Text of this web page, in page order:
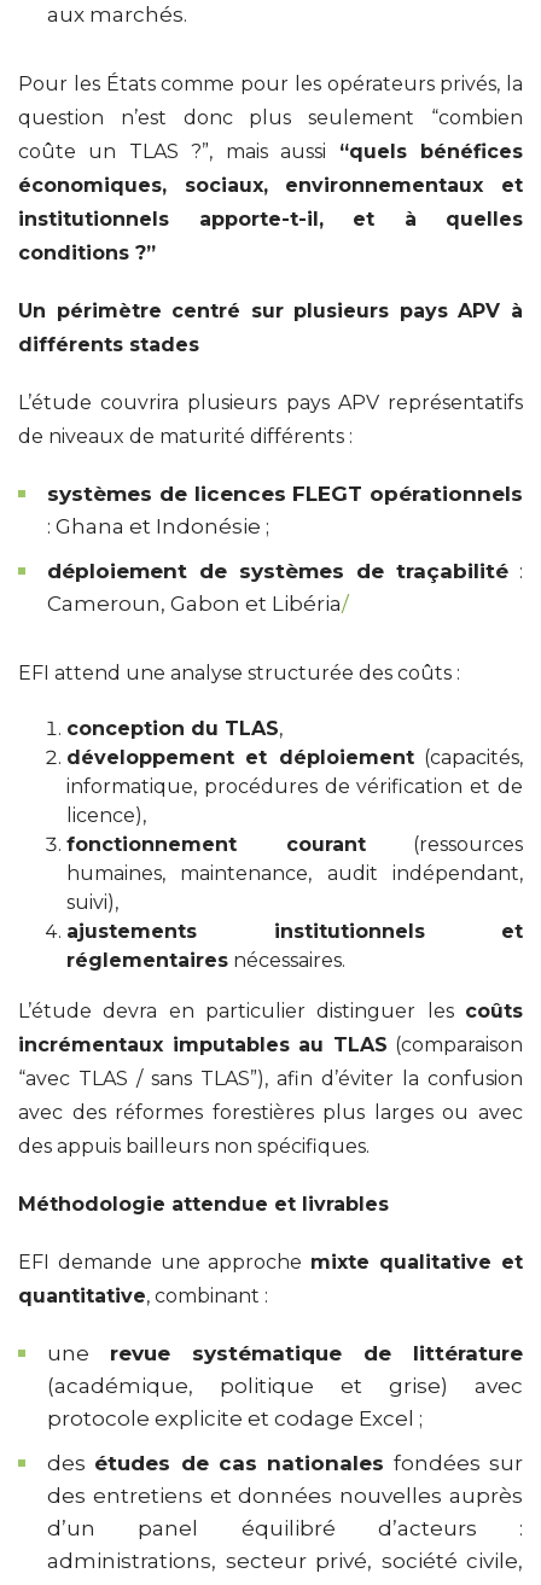
aux marchés.
Pour les États comme pour les opérateurs privés, la
question n’est donc plus seulement “combien
coûte un TLAS ?”, mais aussi “quels bénéfices
économiques, sociaux, environnementaux et
institutionnels apporte-t-il, et à quelles
conditions ?”
Un périmètre centré sur plusieurs pays APV à
différents stades
L’étude couvrira plusieurs pays APV représentatifs
de niveaux de maturité différents :
systèmes de licences FLEGT opérationnels
: Ghana et Indonésie ;
déploiement de systèmes de traçabilité :
Cameroun, Gabon et Libéria/
EFI attend une analyse structurée des coûts :
conception du TLAS,
développement et déploiement(capacités,
informatique, procédures de vérification et de
licence),
fonctionnement courant(ressources
humaines, maintenance, audit indépendant,
suivi),
ajustements institutionnels et
réglementaires nécessaires.
L’étude devra en particulier distinguer les coûts
incrémentaux imputables au TLAS (comparaison
“avec TLAS / sans TLAS”), afin d’éviter la confusion
avec des réformes forestières plus larges ou avec
des appuis bailleurs non spécifiques.
Méthodologie attendue et livrables
EFI demande une approche mixte qualitative et
quantitative, combinant :
une revue systématique de littérature
(académique, politique et grise) avec
protocole explicite et codage Excel ;
des études de cas nationales fondées sur
des entretiens et données nouvelles auprès
d’un panel équilibré d’acteurs :
administrations, secteur privé, société civile,